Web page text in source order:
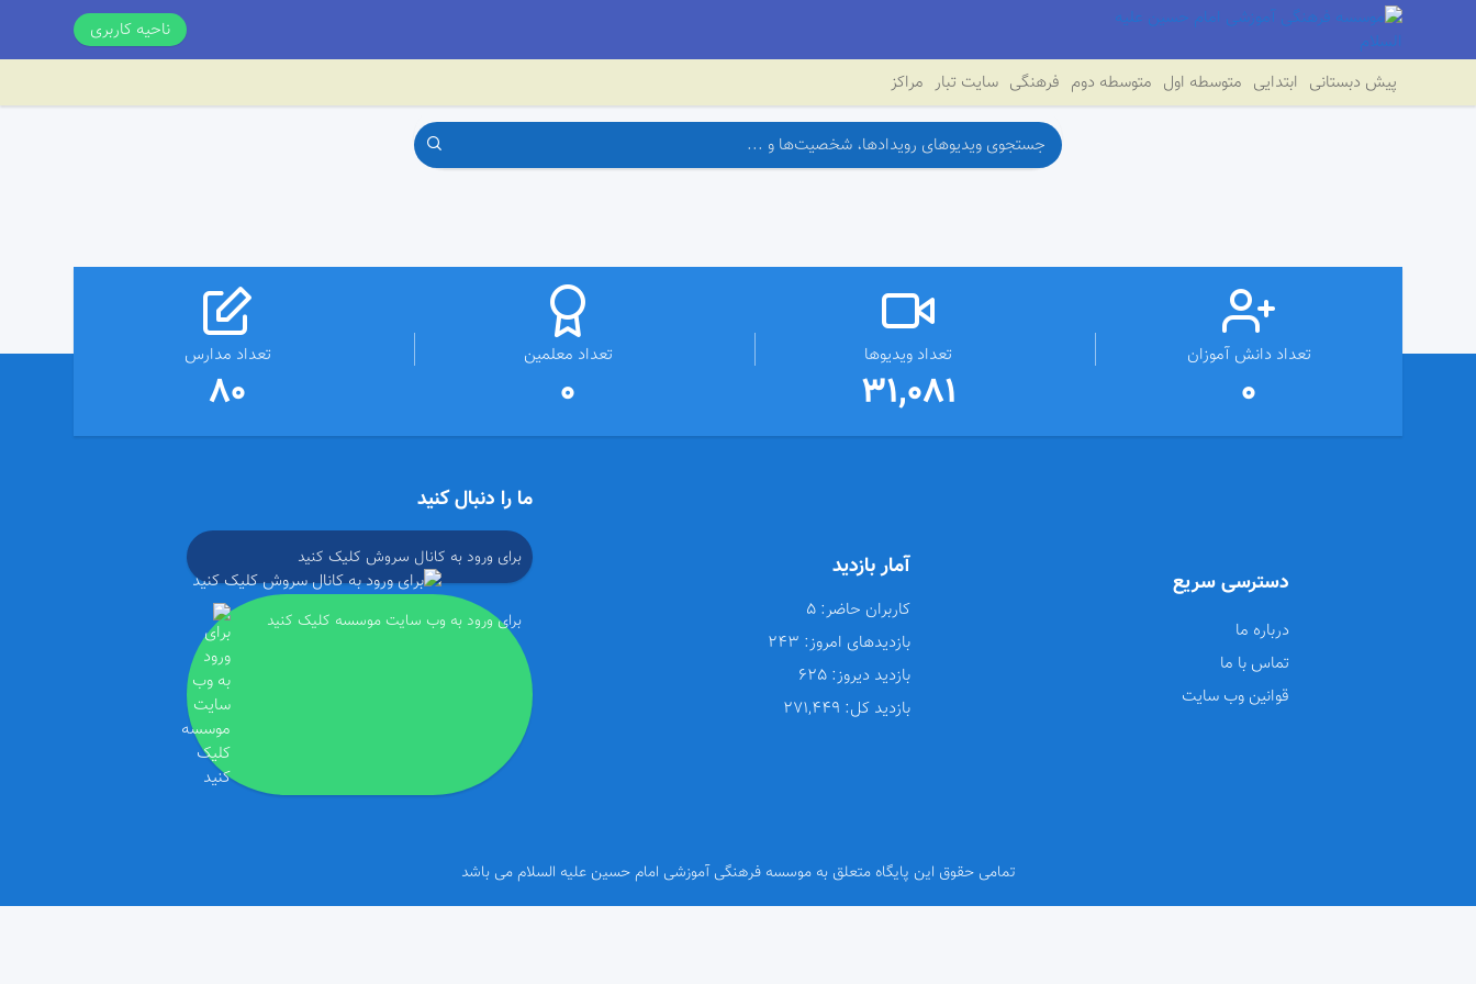
ناحیه کاربری
پیش دبستانی ابتدایی متوسطه اول متوسطه دوم فرهنگی سایت تبار مراکز
تعداد دانش آموزان
0
تعداد ویدیوها
31,081
تعداد معلمین
0
تعداد مدارس
80
دسترسی سریع
درباره ما
تماس با ما
قوانین وب سایت
آمار بازدید
کاربران حاضر:
بازدیدهای امروز:
بازدید دیروز:
بازدید کل:
ما را دنبال کنید
برای ورود به کانال سروش کلیک کنید
برای ورود به وب سایت موسسه کلیک کنید
تمامی حقوق این پایگاه متعلق به موسسه فرهنگی آموزشی امام حسین علیه السلام می باشد